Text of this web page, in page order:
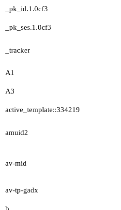
_pk_id.1.0cf3
_pk_ses.1.0cf3
_tracker
A1
A3
active_template::334219
amuid2
av-mid
av-tp-gadx
b